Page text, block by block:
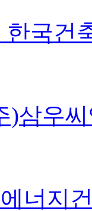
한국건
)삼우
에너지